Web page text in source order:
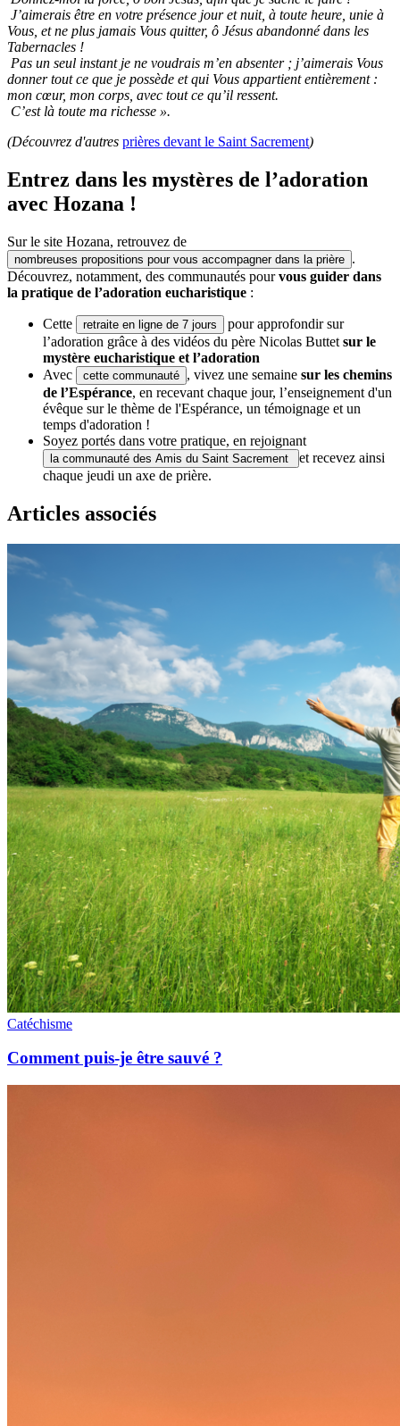
J’aimerais être en votre présence jour et nuit, à toute heure, unie à
Vous, et ne plus jamais Vous quitter, ô Jésus abandonné dans les
Tabernacles !
Pas un seul instant je ne voudrais m’en absenter ; j’aimerais Vous
donner tout ce que je possède et qui Vous appartient entièrement :
mon cœur, mon corps, avec tout ce qu’il ressent.
C’est là toute ma richesse ».
(Découvrez d'autres prières devant le Saint Sacrement)
Entrez dans les mystères de l’adoration
avec Hozana !
Sur le site Hozana, retrouvez de
nombreuses propositions pour vous accompagner dans la prière .
Découvrez, notamment, des communautés pourvous guider dans
la pratique de l’adoration eucharistique :
Cette retraite en ligne de 7 jours
pour approfondir sur
l’adoration grâce à des vidéos du père Nicolas Buttet sur le
mystère eucharistique et l’adoration
Avec
cette communauté , vivez une semaine sur les chemins
de l’Espérance, en recevant chaque jour, l’enseignement d'un
évêque sur le thème de l'Espérance, un témoignage et un
temps d'adoration !
Soyez portés dans votre pratique, en rejoignant
la communauté des Amis du Saint Sacrement
et recevez ainsi
chaque jeudi un axe de prière.
Articles associés
Catéchisme
Comment puis-je être sauvé ?